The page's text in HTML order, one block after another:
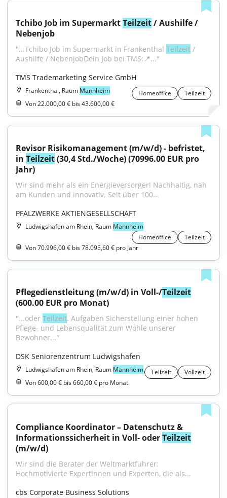
Tchibo Job im Supermarkt Teilzeit / Aushilfe /
Nebenjob
"...Tchibo Job im Supermarkt in Frankenthal Teilzeit /
Aushilfe / NebenjobDein Job bei TMS:📍..."
TMS Trademarketing Service GmbH
Frankenthal, Raum Mannheim Homeoffice
Teilzeit
Von 22.000,00 € bis 43.600,00 €
Revisor Risikomanagement (m/w/d) - befristet,
in Teilzeit (30,4 Std./Woche) (70996.00 EUR pro
Jahr)
Wir sind mehr als ein Energieversorger! Nachhaltig, nah
am Kunden und innovativ. Seit über 100...
PFALZWERKE AKTIENGESELLSCHAFT
Ludwigshafen am Rhein, Raum Mannheim
Homeoffice
Teilzeit
Von 70.996,00 € bis 78.095,60 € pro Jahr
Pflegedienstleitung (m/w/d) in Voll-/Teilzeit
(600.00 EUR pro Monat)
"...oder Teilzeit. Aufgaben Sicherstellung einer hohen
Pflege- und Lebensqualität zum Wohle unserer
Bewohner..."
DSK Seniorenzentrum Ludwigshafen
Ludwigshafen am Rhein, Raum Mannheim Teilzeit
Vollzeit
Von 600,00 € bis 660,00 € pro Monat
Compliance Koordinator – Datenschutz &
Informationssicherheit in Voll- oder Teilzeit
(m/w/d)
Wir sind die Berater der Weltmarktführer:
Hochmotivierte Expertinnen und Experten, die als...
cbs Corporate Business Solutions